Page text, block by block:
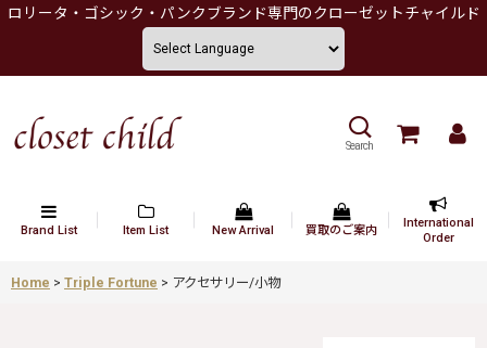
ロリータ・ゴシック・パンクブランド専門のクローゼットチャイルド
Search
Brand List Item List New Arrival 買取のご案内
International
Order
Home > Triple Fortune > アクセサリー/小物